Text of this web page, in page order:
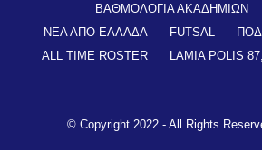
ΒΑΘΜΟΛΟΓΙΑ ΑΚΑΔΗΜΙΩΝ
ΝΕΑ ΑΠΟ ΕΛΛΑΔΑ
FUTSAL
ALL TIME ROSTER
LAMIA POLIS
© Copyright 2022 - All Rights